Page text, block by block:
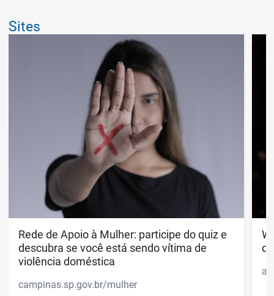
Sites
Rede de Apoio à Mulher: participe do quiz e
Rede de Apoio à Mulher: participe do quiz e
descubra se você está sendo vítima de
violência doméstica
campinas.sp.gov.br/mulher